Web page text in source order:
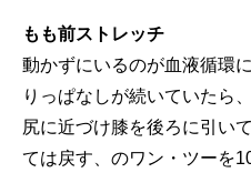
もも前ストレッチ
動かずにいるのが血液循環
りっぱなしが続いていたら
尻に近づけ膝を後ろに引い
ては戻す、のワン・ツーを